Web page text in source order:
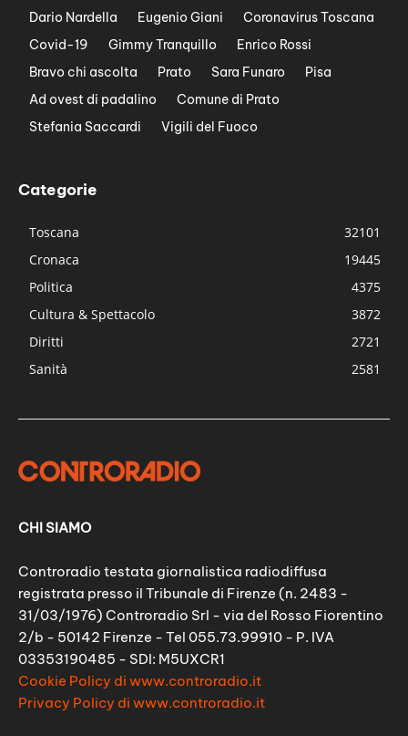
Dario Nardella
Eugenio Giani
Coronavirus Toscana
Covid-19
Gimmy Tranquillo
Enrico Rossi
Bravo chi ascolta
Prato Sara Funaro
Pisa
Ad ovest di padalino
Comune di Prato
Stefania Saccardi
Vigili del Fuoco
Categorie
Toscana
32101
Cronaca
19445
Politica
4375
Cultura & Spettacolo
3872
Diritti
2721
Sanità
2581
CHI SIAMO
Controradio testata giornalistica radiodiffusa
registrata presso il Tribunale di Firenze (n. 2483 -
31/03/1976) Controradio Srl - via del Rosso Fiorentino
2/b - 50142 Firenze - Tel 055.73.99910 - P. IVA
03353190485 - SDI: M5UXCR1
Cookie Policy di www.controradio.it
Privacy Policy di www.controradio.it